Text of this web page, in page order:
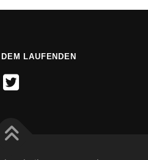
LAUFENDEN